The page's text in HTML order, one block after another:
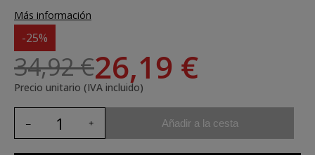
Más información
-25%
34,92 €26,19 €
Precio unitario (IVA incluido)
Añadir a la cesta